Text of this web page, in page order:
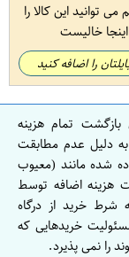
توانید این کالا را
اینجا خالیست
را اضافه کنید
بازگشت تمام هزینه
دلیل عدم مطابقت
شده مانند (معیوب
هزینه اضافه توسط
شرط خرید از درگاه
خریدهایی که
را نمی پذیرد.